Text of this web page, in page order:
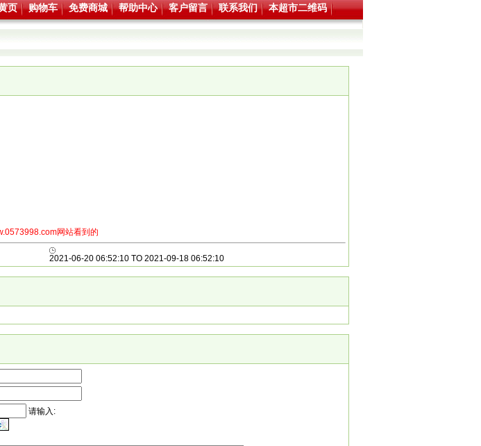
页 购物车 免费商城 帮助中心 客户留言 联系我们 本超市二维码
网站看到的
2021-06-20 06:52:10 TO 2021-09-18 06:52:10
请输入: